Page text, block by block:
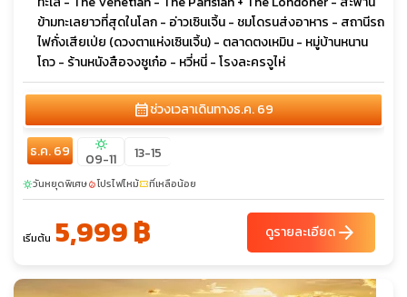
ข้ามทะเลยาวที่สุดในโลก - อ่าวเซินเจิ้น - ชมโดรนส่งอาหาร - สถานีรถ
ไฟกั่งเสียเป่ย (ดวงตาแห่งเซินเจิ้น) - ตลาดตงเหมิน - หมู่บ้านหนาน
โถว - ร้านหนังสือจงซูเก๋อ - หวี่หนี่ - โรงละครจูไห่
calendar_monthช่วงเวลาเดินทางธ.ค. 69
ธ.ค. 69 sunny
09-11 13-15
sunnyวันหยุดพิเศษlocal_fire_departmentโปรไฟไหม้confirmation_numberที่เหลือน้อย
เริ่มต้น 5,999 ฿ ดูรายละเอียดarrow_forward